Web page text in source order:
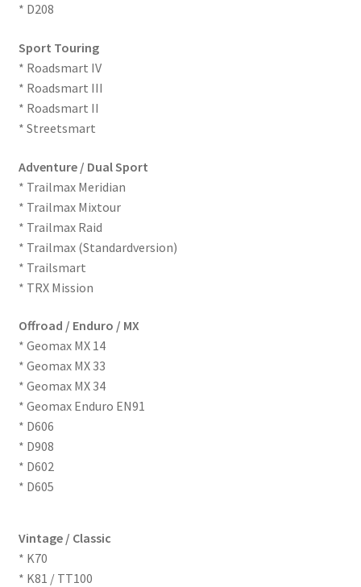
* D208
Sport Touring
* Roadsmart IV
* Roadsmart III
* Roadsmart II
* Streetsmart
Adventure / Dual Sport
* Trailmax Meridian
* Trailmax Mixtour
* Trailmax Raid
* Trailmax (Standardversion)
* Trailsmart
* TRX Mission
Offroad / Enduro / MX
* Geomax MX 14
* Geomax MX 33
* Geomax MX 34
* Geomax Enduro EN91
* D606
* D908
* D602
* D605
Vintage / Classic
* K70
* K81 / TT100